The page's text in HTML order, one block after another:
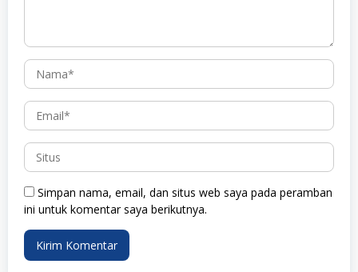
Simpan nama, email, dan situs web saya pada peramban
ini untuk komentar saya berikutnya.